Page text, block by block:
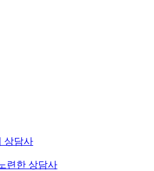
상담사
련한 상담사